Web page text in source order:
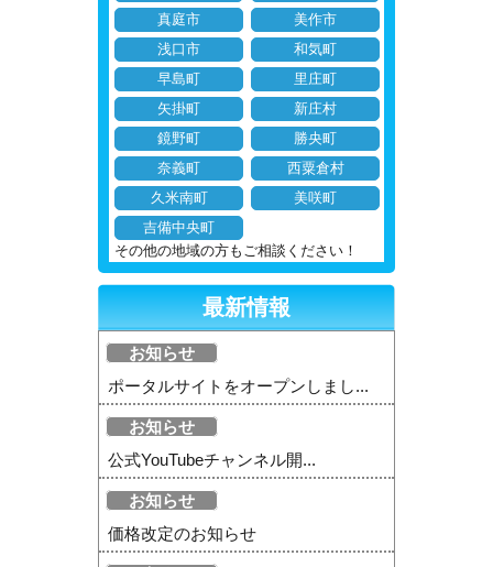
真庭市
美作市
浅口市
和気町
早島町
里庄町
矢掛町
新庄村
鏡野町
勝央町
奈義町
西粟倉村
久米南町
美咲町
吉備中央町
その他の地域の方もご相談ください！
最新情報
お知らせ
ポータルサイトをオープンしまし...
お知らせ
公式YouTubeチャンネル開...
お知らせ
価格改定のお知らせ